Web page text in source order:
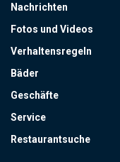
Nachrichten
Fotos und Videos
Verhaltensregeln
Bäder
Geschäfte
Service
Restaurantsuche